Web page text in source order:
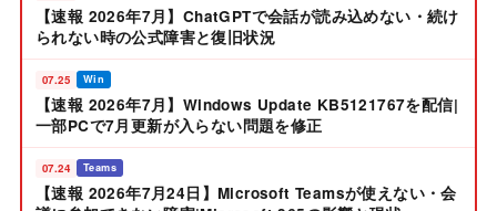
【速報 2026年7月】ChatGPTで会話が読み込めない・続け
られない時の公式障害と復旧状況
07.25 Win
【速報 2026年7月】Windows Update KB5121767を配信|
一部PCで7月更新が入らない問題を修正
07.24 Teams
【速報 2026年7月24日】Microsoft Teamsが使えない・会